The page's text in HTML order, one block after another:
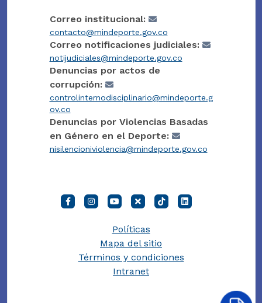
Correo institucional:
contacto@mindeporte.gov.co
Correo notificaciones judiciales:
notijudiciales@mindeporte.gov.co
Denuncias por actos de
corrupción:
controlinternodisciplinario@mindeporte.g
ov.co
Denuncias por Violencias Basadas
en Género en el Deporte:
nisilencioniviolencia@mindeporte.gov.co
Políticas
Mapa del sitio
Términos y condiciones
Intranet